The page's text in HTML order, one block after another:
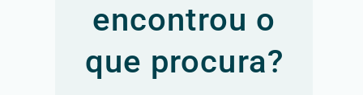
encontrou o
que procura?